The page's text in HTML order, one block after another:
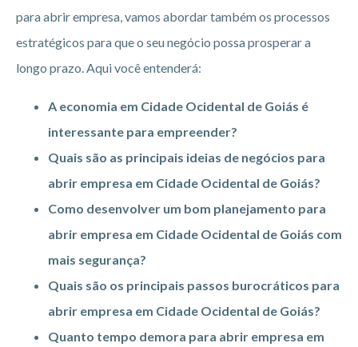
para abrir empresa, vamos abordar também os processos
estratégicos para que o seu negócio possa prosperar a
longo prazo. Aqui você entenderá:
A economia em Cidade Ocidental de Goiás é
interessante para empreender?
Quais são as principais ideias de negócios para
abrir empresa em Cidade Ocidental de Goiás?
Como desenvolver um bom planejamento para
abrir empresa em Cidade Ocidental de Goiás com
mais segurança?
Quais são os principais passos burocráticos para
abrir empresa em Cidade Ocidental de Goiás?
Quanto tempo demora para abrir empresa em